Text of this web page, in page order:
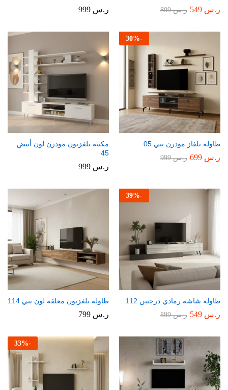
ر.س ر.س899 ر.س
-
30%
طاولة تلفاز مودرن بني 05
ر.س ر.س999
مكتبة تلفزيون مودرن لون أبيض
45
ر.س
-
39%
طاولة شاشة رمادي درجتين 112
ر.س ر.س899
طاولة تلفزيون معلقة لون بني 114
ر.س
-
33%